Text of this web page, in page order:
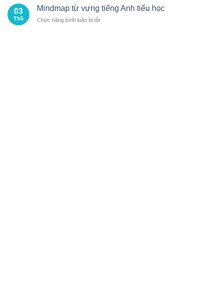
SINH
THEO
tiếng
Anh
lớp
03
Th5
Mindmap từ vựng tiếng Anh tiểu học
Chức năng bình luận bị tắtở